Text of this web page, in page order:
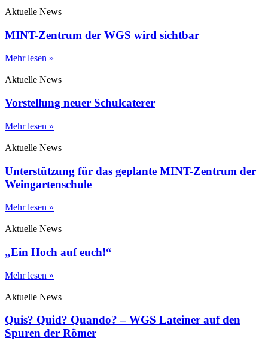
Aktuelle News
MINT-Zentrum der WGS wird sichtbar
Mehr lesen »
Aktuelle News
Vorstellung neuer Schulcaterer
Mehr lesen »
Aktuelle News
Unterstützung für das geplante MINT-Zentrum der
Weingartenschule
Mehr lesen »
Aktuelle News
„Ein Hoch auf euch!“
Mehr lesen »
Aktuelle News
Quis? Quid? Quando? – WGS Lateiner auf den
Spuren der Römer